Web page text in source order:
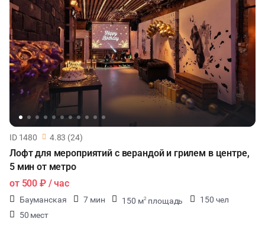
ID 1480 4.83 (24)
Лофт для мероприятий с верандой и грилем в центре,
5 мин от метро
от 500 ₽/ час
Бауманская 7 мин 150 м2 площадь
150 чел
50 мест